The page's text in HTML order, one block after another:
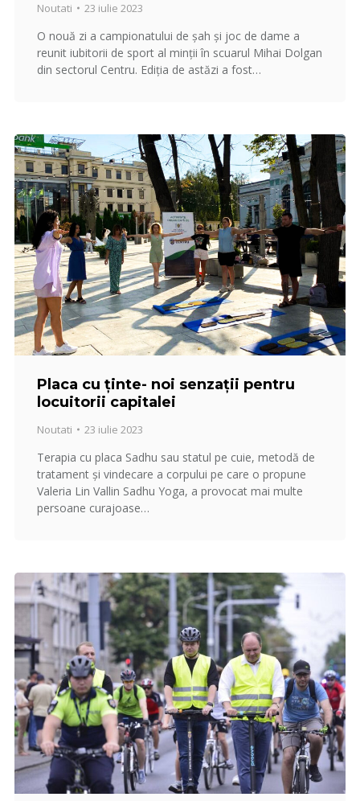
Noutati 23 iulie 2023
O nouă zi a campionatului de șah și joc de dame a
reunit iubitorii de sport al minții în scuarul Mihai Dolgan
din sectorul Centru. Ediția de astăzi a fost…
Placa cu ținte- noi senzații pentru
locuitorii capitalei
Noutati 23 iulie 2023
Terapia cu placa Sadhu sau statul pe cuie, metodă de
tratament și vindecare a corpului pe care o propune
Valeria Lin Vallin Sadhu Yoga, a provocat mai multe
persoane curajoase…